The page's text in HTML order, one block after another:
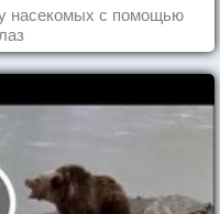
насекомых с помощью